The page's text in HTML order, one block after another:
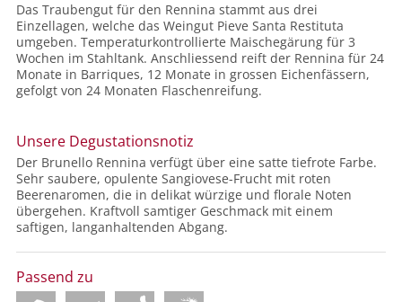
Das Traubengut für den Rennina stammt aus drei
Einzellagen, welche das Weingut Pieve Santa Restituta
umgeben. Temperaturkontrollierte Maischegärung für 3
Wochen im Stahltank. Anschliessend reift der Rennina für 24
Monate in Barriques, 12 Monate in grossen Eichenfässern,
gefolgt von 24 Monaten Flaschenreifung.
Unsere Degustationsnotiz
Der Brunello Rennina verfügt über eine satte tiefrote Farbe.
Sehr saubere, opulente Sangiovese-Frucht mit roten
Beerenaromen, die in delikat würzige und florale Noten
übergehen. Kraftvoll samtiger Geschmack mit einem
saftigen, langanhaltenden Abgang.
Passend zu